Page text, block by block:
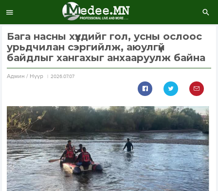
Бага насны хүүхдийг гол, усны ослоос
урьдчилан сэргийлж, аюулгүй
байдлыг хангахыг анхааруулж байна
Aдмин / Нүүр 2026.07.07